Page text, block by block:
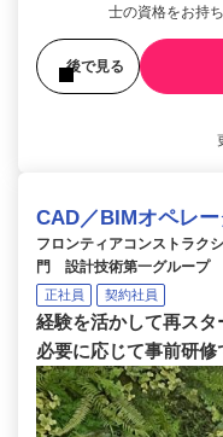
士の資格をお持
後で見る
CAD／BIMオペレー
フロンティアコンストラク
門 設計技術第一グループ
正社員 契約社員
経験を活かして再スタ
必要に応じて事前研修